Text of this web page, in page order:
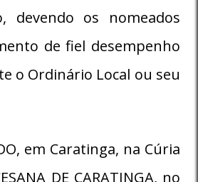
devendo os nomeados
de fiel desempenho
o Ordinário Local ou seu
em Caratinga, na Cúria
DE CARATINGA, no